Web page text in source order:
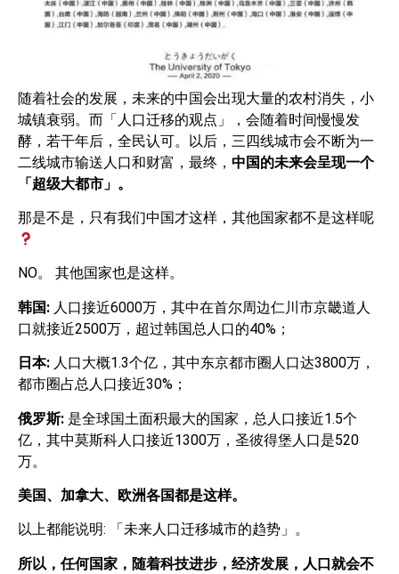
随着社会的发展，未来的中国会出现大量的农村消失，小
城镇衰弱。而「人口迁移的观点」，会随着时间慢慢发
酵，若干年后，全民认可。以后，三四线城市会不断为一
二线城市输送人口和财富，最终， 中国的未来会呈现一个
「超级大都市」。
那是不是，只有我们中国才这样，其他国家都不是这样呢
NO。 其他国家也是这样。
韩国: 人口接近6000万，其中在首尔周边仁川市京畿道人
口就接近2500万，超过韩国总人口的40%；
日本: 人口大概1.3个亿，其中东京都市圈人口达3800万，
都市圈占总人口接近30%；
俄罗斯: 是全球国土面积最大的国家，总人口接近1.5个
亿，其中莫斯科人口接近1300万，圣彼得堡人口是520
万。
美国、加拿大、欧洲各国都是这样。
以上都能说明: 「未来人口迁移城市的趋势」。
所以，任何国家，随着科技进步，经济发展，人口就会不